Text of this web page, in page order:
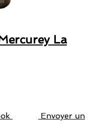
La
Envoyer un